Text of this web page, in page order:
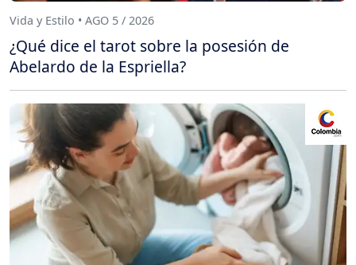
Vida y Estilo • AGO 5 / 2026
¿Qué dice el tarot sobre la posesión de
Abelardo de la Espriella?